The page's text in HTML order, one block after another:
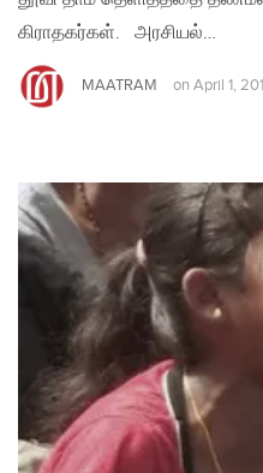
கிராதகர்கள். அரசியல்…
MAATRAM on April 1,